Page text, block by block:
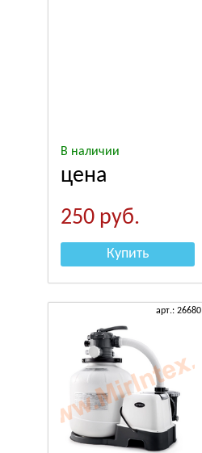
В наличии
цена
250 руб.
Купить
арт.: 26680